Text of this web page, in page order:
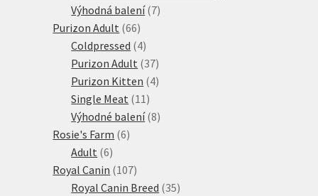
Výhodná balení 77
Purizon Adult 6666
produktů
Coldpressed 44
produkty
Purizon Adult 3737
produktů
Purizon Kitten 44
Single Meat 11 11
produktů
Výhodné balení 88
Rosie's Farm 66
Adult 66
produktů
Royal Canin 107107
produktů
Royal Canin Breed 3535